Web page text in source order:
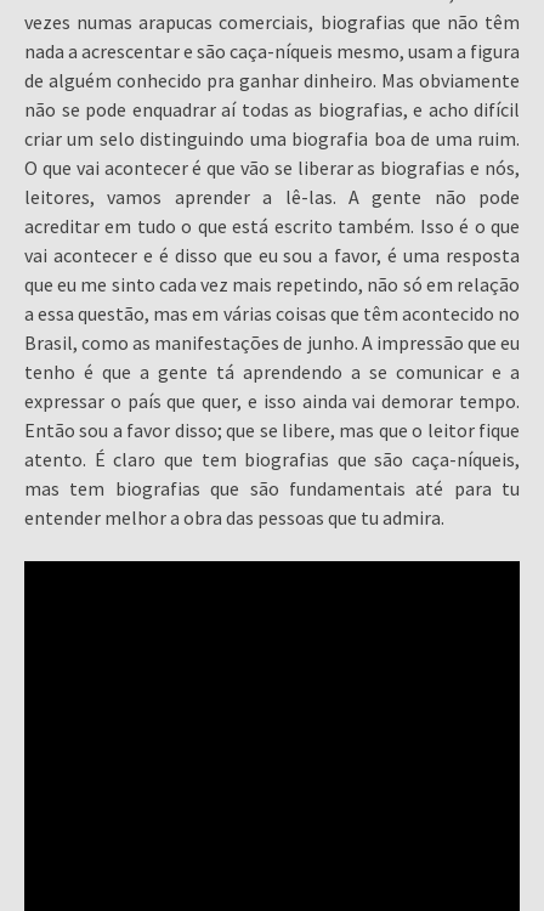
vezes numas arapucas comerciais, biografias que não têm
nada a acrescentar e são caça-níqueis mesmo, usam a figura
de alguém conhecido pra ganhar dinheiro. Mas obviamente
não se pode enquadrar aí todas as biografias, e acho difícil
criar um selo distinguindo uma biografia boa de uma ruim.
O que vai acontecer é que vão se liberar as biografias e nós,
leitores, vamos aprender a lê-las. A gente não pode
acreditar em tudo o que está escrito também. Isso é o que
vai acontecer e é disso que eu sou a favor, é uma resposta
que eu me sinto cada vez mais repetindo, não só em relação
a essa questão, mas em várias coisas que têm acontecido no
Brasil, como as manifestações de junho. A impressão que eu
tenho é que a gente tá aprendendo a se comunicar e a
expressar o país que quer, e isso ainda vai demorar tempo.
Então sou a favor disso; que se libere, mas que o leitor fique
atento. É claro que tem biografias que são caça-níqueis,
mas tem biografias que são fundamentais até para tu
entender melhor a obra das pessoas que tu admira.